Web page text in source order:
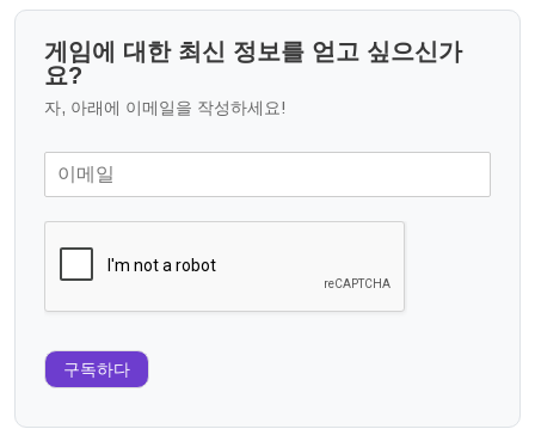
게임에 대한 최신 정보를 얻고 싶으신가
요?
자, 아래에 이메일을 작성하세요!
구독하다